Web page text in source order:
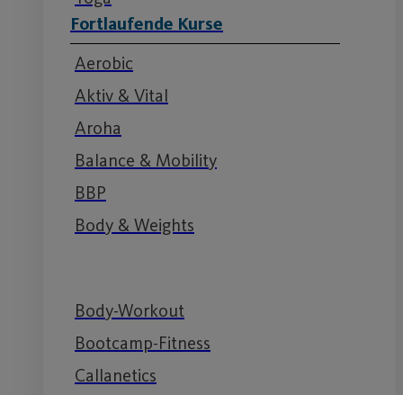
Fortlaufende Kurse
Aerobic
Aktiv & Vital
Aroha
Balance & Mobility
BBP
Body & Weights
Body-Workout
Bootcamp-Fitness
Callanetics